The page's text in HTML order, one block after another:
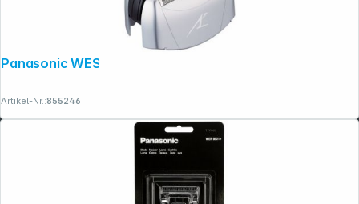
Panasonic WES 9161 Y1361
Artikel-Nr.:855246